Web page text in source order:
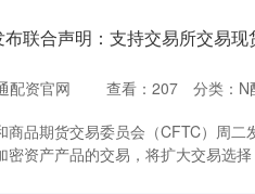
联合声明：支持交易所交易现
配资官网 查看： 207 分类： N
商品期货交易委员会（CFTC）周二
资产产品的交易，将扩大交易选